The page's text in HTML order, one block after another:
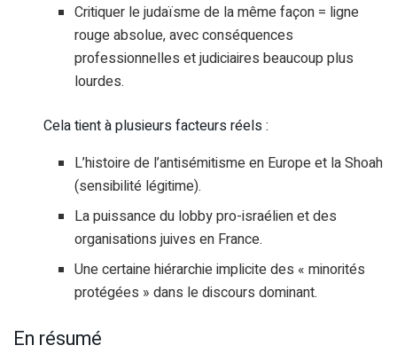
Critiquer le judaïsme de la même façon = ligne
rouge absolue, avec conséquences
professionnelles et judiciaires beaucoup plus
lourdes.
Cela tient à plusieurs facteurs réels :
L’histoire de l’antisémitisme en Europe et la Shoah
(sensibilité légitime).
La puissance du lobby pro-israélien et des
organisations juives en France.
Une certaine hiérarchie implicite des « minorités
protégées » dans le discours dominant.
En résumé